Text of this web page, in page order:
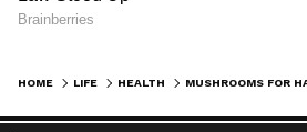
HOME LIFE HEALTH